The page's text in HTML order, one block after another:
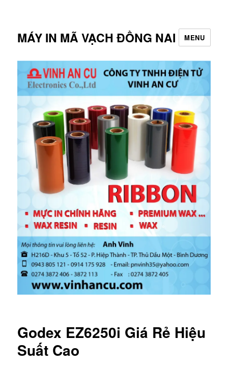
MÁY IN MÃ VẠCH ĐỒNG NAI MENU
Godex EZ6250i Giá Rẻ Hiệu
Suất Cao